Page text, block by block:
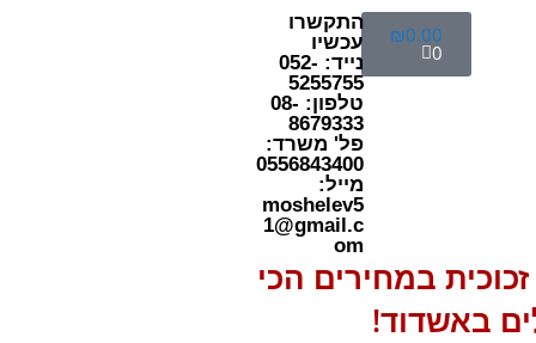
₪0.00
0
התקשרו
עכשיו
נייד: 052-
5255755
טלפון: 08-
8679333
פל' משרד:
0556843400
מייל:
moshelev5
1@gmail.c
om
במחירים הכי
באשדוד!